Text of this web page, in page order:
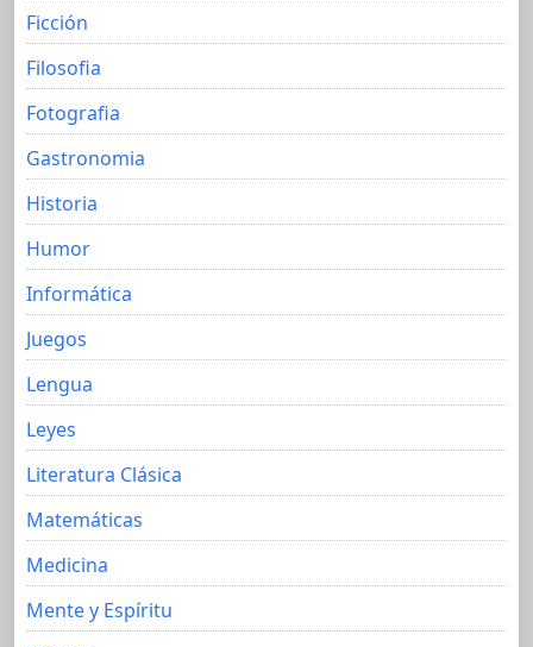
Ficción
Filosofia
Fotografia
Gastronomia
Historia
Humor
Informática
Juegos
Lengua
Leyes
Literatura Clásica
Matemáticas
Medicina
Mente y Espíritu